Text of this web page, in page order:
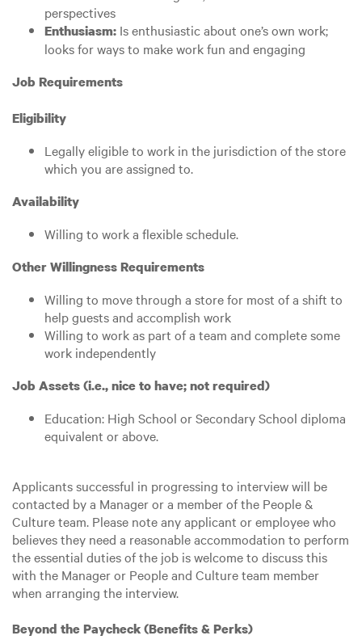
perspectives
Enthusiasm: Is enthusiastic about one’s own work;
looks for ways to make work fun and engaging
Job Requirements
Eligibility
Legally eligible to work in the jurisdiction of the store
which you are assigned to.
Availability
Willing to work a flexible schedule.
Other Willingness Requirements
Willing to move through a store for most of a shift to
help guests and accomplish work
Willing to work as part of a team and complete some
work independently
Job Assets (i.e., nice to have; not required)
Education: High School or Secondary School diploma
equivalent or above.
Applicants successful in progressing to interview will be
contacted by a Manager or a member of the People &
Culture team. Please note any applicant or employee who
believes they need a reasonable accommodation to perform
the essential duties of the job is welcome to discuss this
with the Manager or People and Culture team member
when arranging the interview.
Beyond the Paycheck (Benefits & Perks)